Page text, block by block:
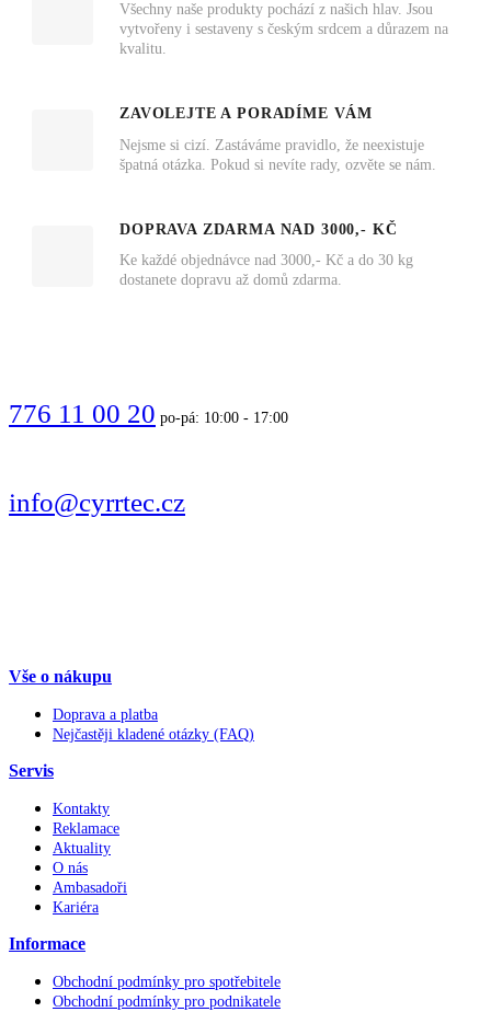
Všechny naše produkty pochází z našich hlav. Jsou
vytvořeny i sestaveny s českým srdcem a důrazem na
kvalitu.
ZAVOLEJTE A PORADÍME VÁM
Nejsme si cizí. Zastáváme pravidlo, že neexistuje
špatná otázka. Pokud si nevíte rady, ozvěte se nám.
DOPRAVA ZDARMA NAD 3000,- KČ
Ke každé objednávce nad 3000,- Kč a do 30 kg
dostanete dopravu až domů zdarma.
776 11 00 20 po-pá: 10:00 - 17:00
info@cyrrtec.cz
Vše o nákupu
Doprava a platba
Nejčastěji kladené otázky (FAQ)
Servis
Kontakty
Reklamace
Aktuality
O nás
Ambasadoři
Kariéra
Informace
Obchodní podmínky pro spotřebitele
Obchodní podmínky pro podnikatele